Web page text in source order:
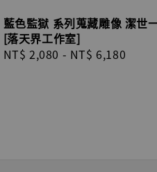
藍色監獄 系列蒐藏雕像 潔世
[落天界工作室]
Regular
NT$ 2,080 - NT$ 6,180